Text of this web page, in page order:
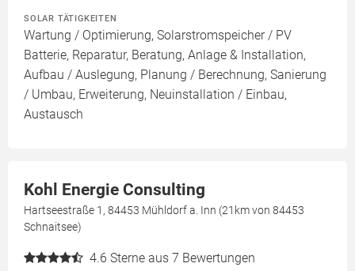
SOLAR TÄTIGKEITEN
Wartung / Optimierung, Solarstromspeicher / PV
Batterie, Reparatur, Beratung, Anlage & Installation,
Aufbau / Auslegung, Planung / Berechnung, Sanierung
/ Umbau, Erweiterung, Neuinstallation / Einbau,
Austausch
Kohl Energie Consulting
Hartseestraße 1, 84453 Mühldorf a. Inn (21km von 84453
Schnaitsee)
4.6 Sterne aus 7 Bewertungen